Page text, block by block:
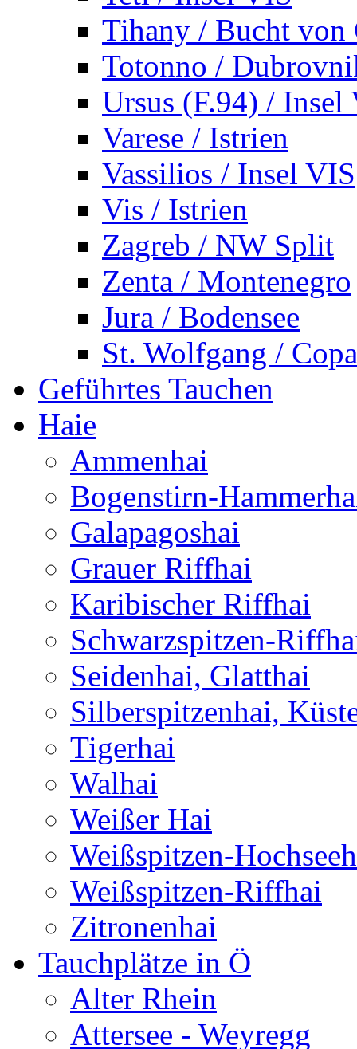
Tihany / Bucht von
Totonno /
Ursus (F.94) / Insel
Varese / Istrien
Vassilios / Insel VIS
Vis / Istrien
Zagreb / NW Split
Zenta / Montenegro
Jura / Bodensee
St. Wolfgang /
Geführtes Tauchen
Haie
Ammenhai
Bogenstirn-
Galapagoshai
Grauer Riffhai
Karibischer Riffhai
Schwarzspitzen-
Seidenhai, Glatthai
Silberspitzenhai,
Tigerhai
Walhai
Weißer Hai
Weißspitzen-
Weißspitzen-Riffhai
Zitronenhai
Tauchplätze in Ö
Alter Rhein
Attersee - Weyregg